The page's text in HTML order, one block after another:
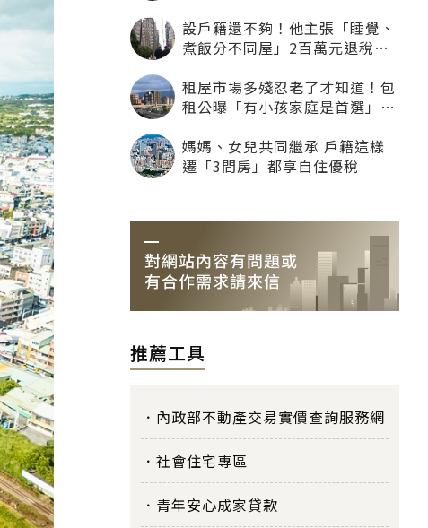
設戶籍還不夠！他主張「睡覺、
煮飯分不同屋」2百萬元退稅照
租屋市場多殘忍老了才知道！包
租公曝「有小孩家庭是首選」：
媽媽、女兒共同繼承 戶籍這樣
遷「3間房」都享自住優稅
推薦工具
內政部不動產交易實價查詢服務網
社會住宅專區
青年安心成家貸款